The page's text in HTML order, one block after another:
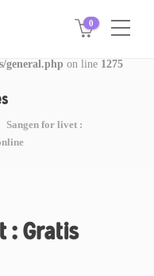
in
general.php on line 1275
0
Sangen for livet :
: Gratis